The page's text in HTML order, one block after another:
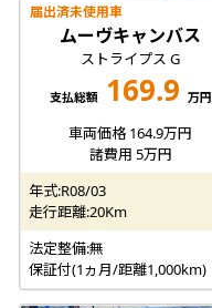
届出済未使用車
ムーヴキャンバス
ストライプス G
支払総額 169.9 万円
車両価格 164.9万円
諸費用 5万円
年式:R08/03
走行距離:20Km
法定整備:無
保証付(1ヵ月/距離1,000km)